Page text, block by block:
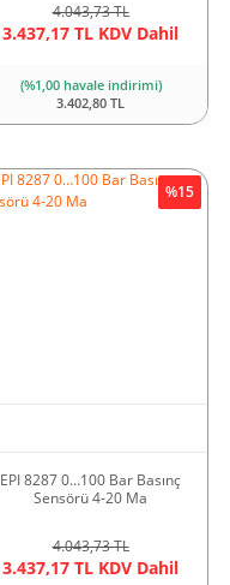
4.043,73 TL
3.437,17 TL KDV Dahil
(%1,00 havale indirimi)
3.402,80 TL
EPI 8287 0…100 Bar Basınç
Sensörü 4-20 Ma
4.043,73 TL
3.437,17 TL KDV Dahil
%15